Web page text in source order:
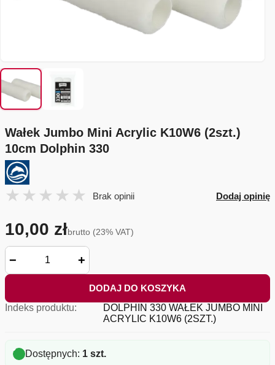
Wałek Jumbo Mini Acrylic K10W6 (2szt.)
10cm Dolphin 330
Brak opinii Dodaj opinię
10,00 złbrutto (23% VAT)
− +
DODAJ DO KOSZYKA
Indeks produktu:
DOLPHIN 330 WAŁEK JUMBO MINI
ACRYLIC K10W6 (2SZT.)
Dostępnych: 1 szt.